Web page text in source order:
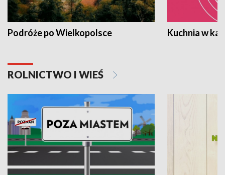
Podróże po Wielkopolsce Kuchnia w
ROLNICTWO I WIEŚ